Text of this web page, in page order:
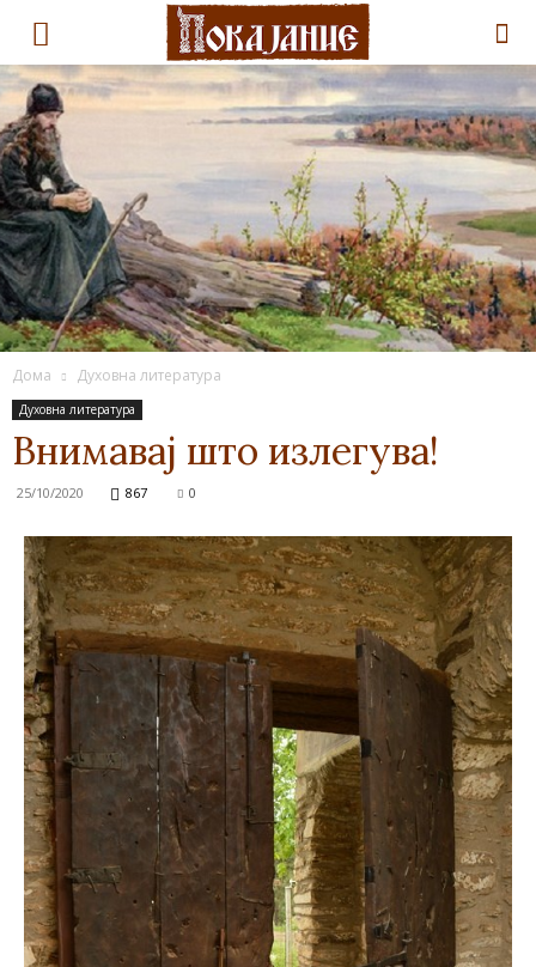
Дома Духовна литература
Духовна литература
Внимавај што излегува!
25/10/2020 867 0